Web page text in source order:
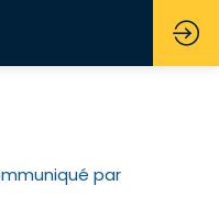
par